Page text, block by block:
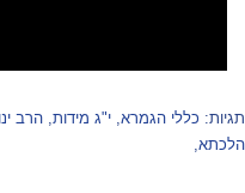
מידות ,הרב ינון קליין ,גבעת אסף,